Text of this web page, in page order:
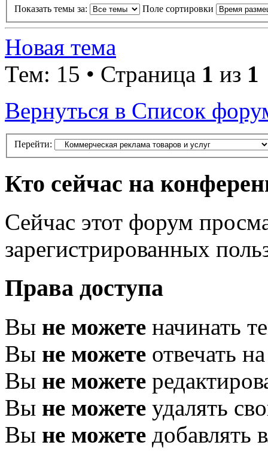
Показать темы за: Поле сортировки
Новая тема
Тем: 15 • Страница 1 из 1
Вернуться в Список
Перейти:
Кто сейчас на
Сейчас этот форум
зарегистрированных
Права доступа
Вы не можете начинать
Вы не можете отвечать
Вы не можете
Вы не можете удалять
Вы не можете добавлять